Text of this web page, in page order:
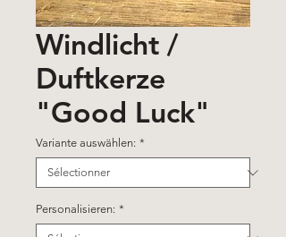
Windlicht /
Duftkerze
"Good Luck"
Variante auswählen: *
Personalisieren: *